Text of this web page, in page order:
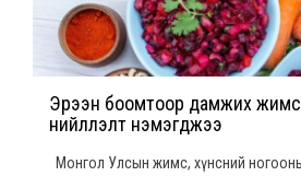
Эрээн боомтоор дамжих жимс,
нийлүүлэлт нэмэгджээ
Монгол Улсын жимс, хүнсний